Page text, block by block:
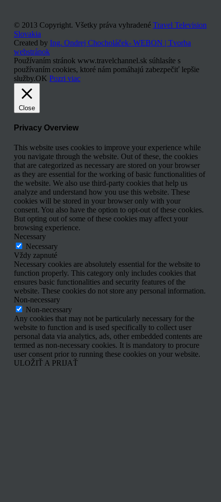
© 2013 Copyright. Všetky práva vyhradené Travel Television
Slovakia
Created by Ing. Ondrej Chocholáček- WEBON | Tvorba
webstránok
Používaním stránok www.travelchannel.sk súhlasíte s
používaním cookies, ktoré nám pomáhajú zabezpečiť lepšie
služby.OK Pozri viac
Close
Privacy Overview
This website uses cookies to improve your experience while
you navigate through the website. Out of these, the cookies
that are categorized as necessary are stored on your browser
as they are essential for the working of basic functionalities of
the website. We also use third-party cookies that help us
analyze and understand how you use this website. These
cookies will be stored in your browser only with your
consent. You also have the option to opt-out of these cookies.
But opting out of some of these cookies may affect your
browsing experience.
Necessary
Necessary
Vždy zapnuté
Necessary cookies are absolutely essential for the website to
function properly. This category only includes cookies that
ensures basic functionalities and security features of the
website. These cookies do not store any personal information.
Non-necessary
Non-necessary
Any cookies that may not be particularly necessary for the
website to function and is used specifically to collect user
personal data via analytics, ads, other embedded contents are
termed as non-necessary cookies. It is mandatory to procure
user consent prior to running these cookies on your website.
ULOŽIŤ A PRIJAŤ